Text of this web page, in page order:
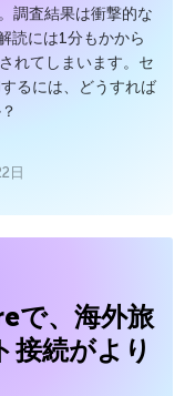
調査結果は衝撃的な
読には1分もかから
れてしまいます。セ
るには、どうすれば
日
で、海外旅
接続がより